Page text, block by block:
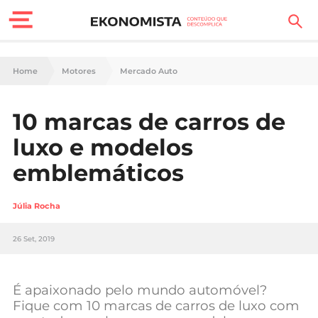
Finanças Pessoais
Carreira
Casa
Lifestyle
Sociedade
Negócios
Home Motores Mercado Auto
10 marcas de carros de
luxo e modelos
emblemáticos
Júlia Rocha
26 Set, 2019
É apaixonado pelo mundo automóvel?
Fique com 10 marcas de carros de luxo com